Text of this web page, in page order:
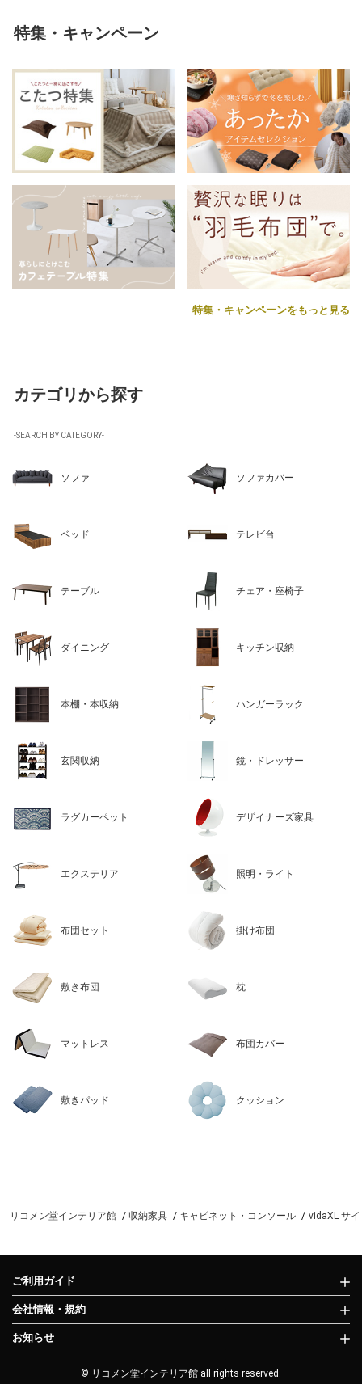
特集・キャンペーン
特集・キャンペーンをもっと見る
カテゴリから探す
-SEARCH BY CATEGORY-
ソファ ソファカバー
ベッド テレビ台
テーブル チェア・座椅子
ダイニング キッチン収納
本棚・本収納 ハンガーラック
玄関収納 鏡・ドレッサー
ラグカーペット デザイナーズ家具
エクステリア 照明・ライト
布団セット 掛け布団
敷き布団 枕
マットレス 布団カバー
敷きパッド クッション
リコメン堂インテリア館 収納家具 キャビネット・コンソール vidaXL サ
ご利用ガイド
会社情報・規約
お知らせ
© リコメン堂インテリア館 all rights reserved.